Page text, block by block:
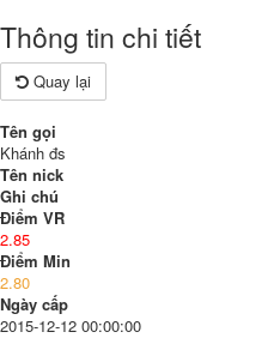
Thông tin chi tiết
Quay lại
Tên gọi
Khánh đs
Tên nick
Ghi chú
Điểm VR
2.85
Điểm Min
2.80
Ngày cấp
2015-12-12 00:00:00